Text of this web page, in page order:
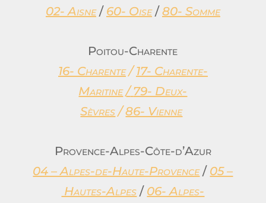
02- Aisne / 60- Oise / 80- Somme
Poitou-Charente
16- Charente/17- Charente-
Maritine / 79- Deux-
Sèvres /86- Vienne
Provence-Alpes-Côte-d’Azur
04 – Alpes-de-Haute-Provence/ 05 –
Hautes-Alpes / 06- Alpes-